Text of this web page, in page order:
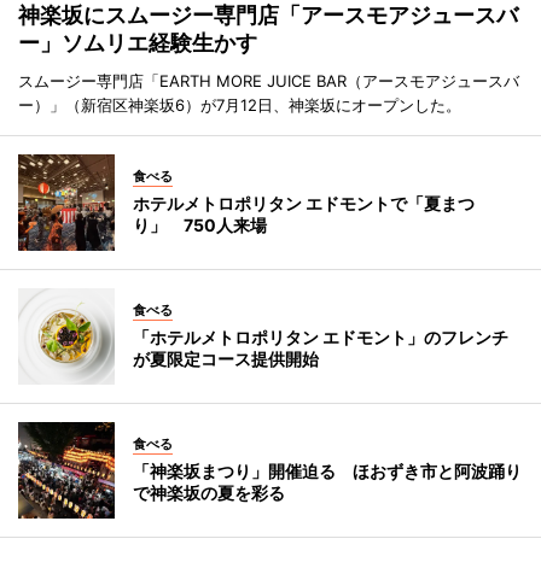
神楽坂にスムージー専門店「アースモアジュースバ
ー」ソムリエ経験生かす
スムージー専門店「EARTH MORE JUICE BAR（アースモアジュースバ
ー）」（新宿区神楽坂6）が7月12日、神楽坂にオープンした。
食べる
ホテルメトロポリタン エドモントで「夏まつ
り」 750人来場
食べる
「ホテルメトロポリタン エドモント」のフレンチ
が夏限定コース提供開始
食べる
「神楽坂まつり」開催迫る ほおずき市と阿波踊り
で神楽坂の夏を彩る